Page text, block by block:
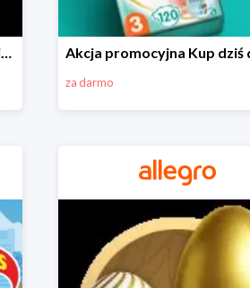
Wszystko do Pierwszej Komunii na Allegro do -70%
za darmo